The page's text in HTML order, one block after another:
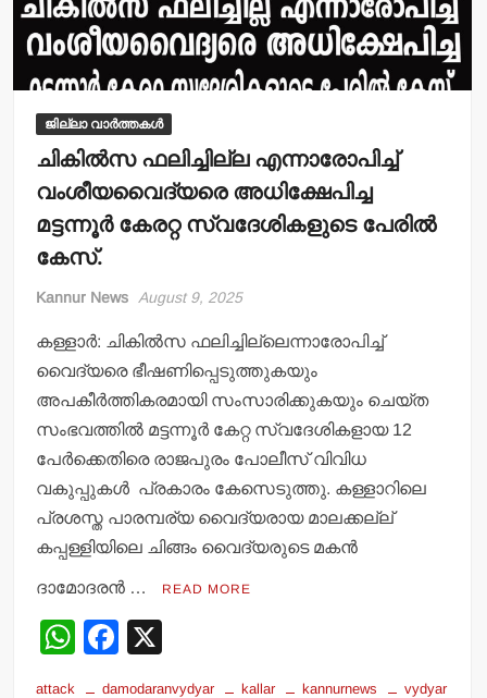
ജില്ലാ വാർത്തകൾ
ചികില്‍സ ഫലിച്ചില്ല എന്നാരോപിച്ച്
വംശീയവൈദ്യരെ അധിക്ഷേപിച്ച
മട്ടന്നൂര്‍ കേരറ്റ സ്വദേശികളുടെ പേരില്‍
കേസ്.
Kannur News August 9, 2025
കള്ളാര്‍: ചികില്‍സ ഫലിച്ചില്ലെന്നാരോപിച്ച്
വൈദ്യരെ ഭീഷണിപ്പെടുത്തുകയും
അപകീര്‍ത്തികരമായി സംസാരിക്കുകയും ചെയ്ത
സംഭവത്തില്‍ മട്ടന്നൂര്‍ കേറ്റ സ്വദേശികളായ 12
പേര്‍ക്കെതിരെ രാജപുരം പോലീസ് വിവിധ
വകുപ്പുകള്‍ പ്രകാരം കേസെടുത്തു. കള്ളാറിലെ
പ്രശസ്ത പാരമ്പര്യ വൈദ്യരായ മാലക്കല്ല്
കപ്പള്ളിയിലെ ചിങ്ങം വൈദ്യരുടെ മകന്‍
ദാമോദരന്‍ … READ MORE
W
F
attack damodaranvydyar kallar kannurnews vydyar